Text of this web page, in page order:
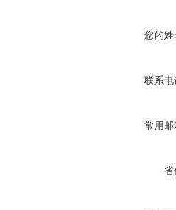
您的姓
联系电
常用邮
省